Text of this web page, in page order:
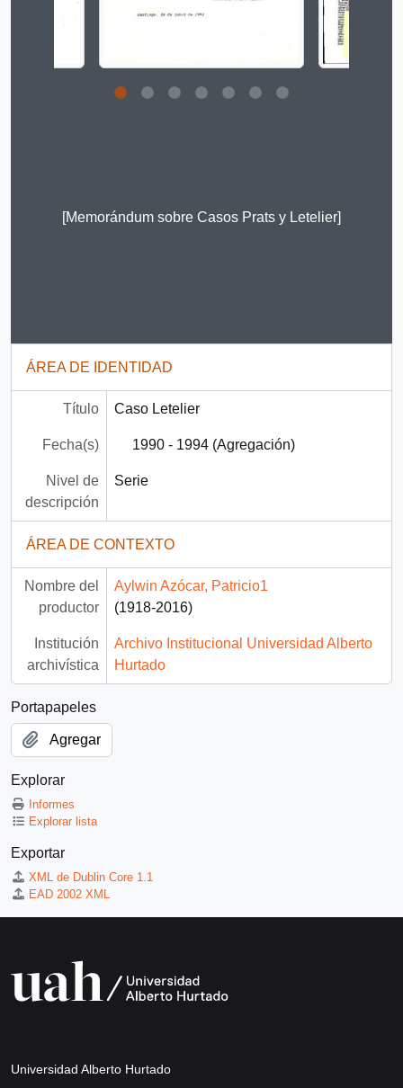
[Memorándum sobre Casos Prats y Letelier]
ÁREA DE IDENTIDAD
Título Caso Letelier
Fecha(s) 1990 - 1994 (Agregación)
Nivel de
descripción
Serie
ÁREA DE CONTEXTO
Nombre del
productor
Aylwin Azócar, Patricio1
(1918-2016)
Institución
archivística
Archivo Institucional Universidad Alberto
Hurtado
Portapapeles
Agregar
Explorar
Informes
Explorar lista
Exportar
XML de Dublin Core 1.1
EAD 2002 XML
Universidad Alberto Hurtado